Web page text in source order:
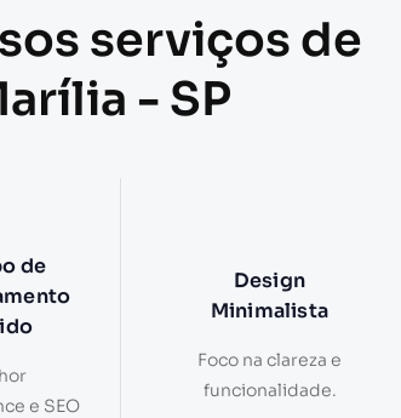
serviços de
- SP
de
e SEO
Design
Minimalista
Foco na clareza e
funcionalidade.